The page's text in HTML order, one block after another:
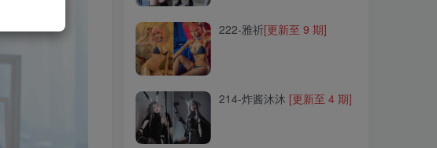
222-雅祈[更新至 9 期]
214-炸酱沐沐 [更新至 4 期]